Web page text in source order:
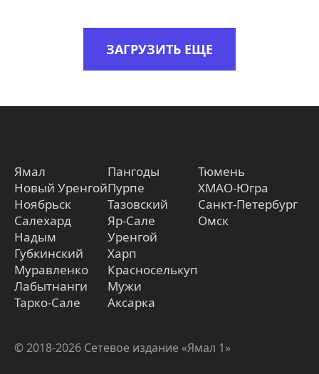
ЗАГРУЗИТЬ ЕЩЕ
Ямал
Новый Уренгой
Ноябрьск
Салехард
Надым
Губкинский
Муравленко
Лабытнанги
Тарко-Сале
Пангоды
Пурпе
Тазовский
Яр-Сале
Уренгой
Харп
Красноселькуп
Мужи
Аксарка
Тюмень
ХМАО-Югра
Санкт-Петербург
Омск
© 2018-2026 Сетевое издание «Ямал 1»